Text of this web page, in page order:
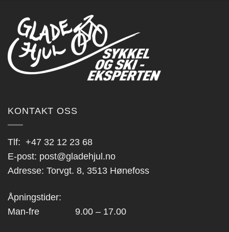
KONTAKT OSS
Tlf: +47 32 12 23 68
E-post: post@gladehjul.no
Adresse: Torvgt. 8, 3513 Hønefoss
Åpningstider:
Man-fre 9.00 – 17.00